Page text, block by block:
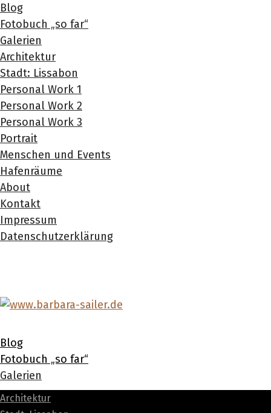
Blog
Fotobuch „so far“
Galerien
Architektur
Stadt: Lissabon
Personal Work 1
Personal Work 2
Personal Work 3
Portrait
Menschen und Events
Hafenräume
About
Kontakt
Impressum
Datenschutzerklärung
Blog
Fotobuch „so far“
Galerien
Architektur